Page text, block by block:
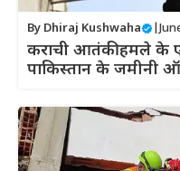
By Dhiraj Kushwaha
कराची आतंकी हमले के
पाकिस्तान के जमीनी